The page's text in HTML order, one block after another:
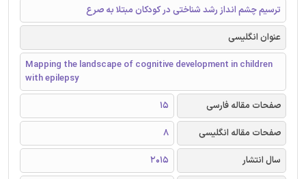
ترسیم چشم انداز رشد شناختی در کودکان مبتلا به صرع
عنوان انگلیسی
Mapping the landscape of cognitive development in children
with epilepsy
صفحات مقاله فارسی
15
صفحات مقاله انگلیسی
8
سال انتشار
2015